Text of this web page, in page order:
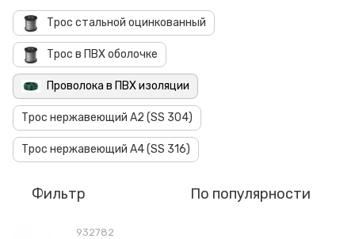
Трос стальной оцинкованный
Трос в ПВХ оболочке
Проволока в ПВХ изоляции
Трос нержавеющий A2 (SS 304)
Трос нержавеющий A4 (SS 316)
Фильтр По популярности
932782